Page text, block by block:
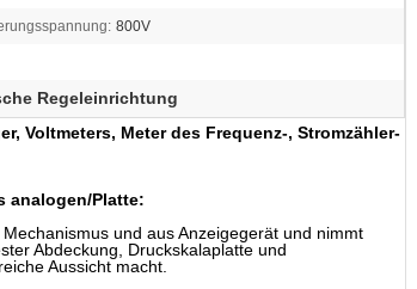
800V
Regeleinrichtung
Voltmeters, Meter des Frequenz-, Stromzähler-
analogen/Platte:
und aus Anzeigegerät und nimmt
Abdeckung, Druckskalaplatte und
Aussicht macht.